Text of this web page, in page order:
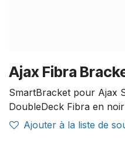
Ajax Fibra
SmartBracket pour Ajax
DoubleDeck Fibra en noir
Ajouter à la liste de